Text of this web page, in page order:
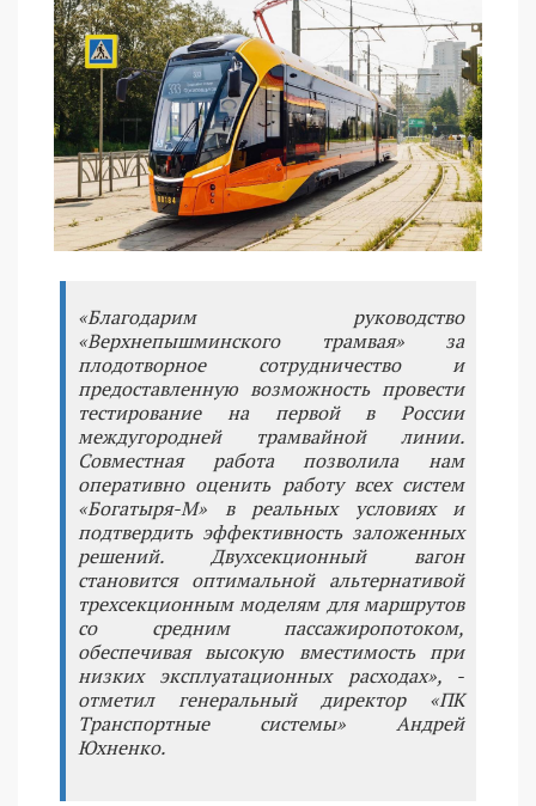
«Благодарим руководство
«Верхнепышминского трамвая» за
плодотворное сотрудничество и
предоставленную возможность провести
тестирование на первой в России
междугородней трамвайной линии.
Совместная работа позволила нам
оперативно оценить работу всех систем
«Богатыря-М» в реальных условиях и
подтвердить эффективность заложенных
решений. Двухсекционный вагон
становится оптимальной альтернативой
трехсекционным моделям для маршрутов
со средним пассажиропотоком,
обеспечивая высокую вместимость при
низких эксплуатационных расходах», -
отметил генеральный директор «ПК
Транспортные системы» Андрей
Юхненко.